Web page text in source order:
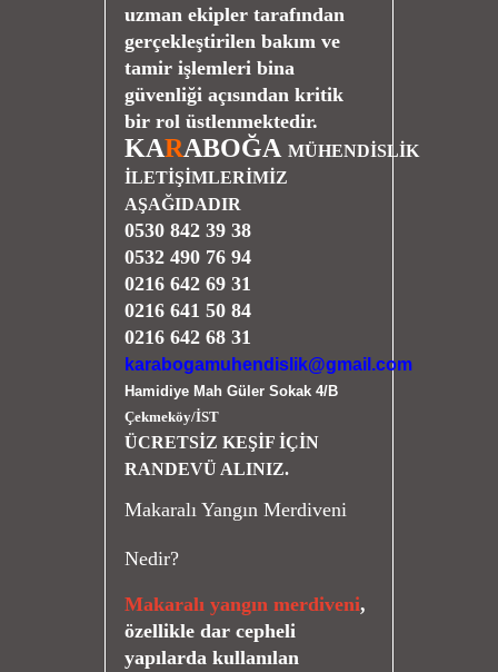
uzman ekipler tarafından
gerçekleştirilen bakım ve
tamir işlemleri bina
güvenliği açısından kritik
bir rol üstlenmektedir.
KARABOĞA MÜHENDİSLİK
İLETİŞİMLERİMİZ
AŞAĞIDADIR
0530 842 39 38
0532 490 76 94
0216 642 69 31
0216 641 50 84
0216 642 68 31
karabogamuhendislik@gmail.com
Hamidiye Mah Güler Sokak 4/B
Çekmeköy/İST
ÜCRETSİZ KEŞİF İÇİN
RANDEVÜ ALINIZ.
Makaralı Yangın Merdiveni
Nedir?
Makaralı yangın merdiveni,
özellikle dar cepheli
yapılarda kullanılan